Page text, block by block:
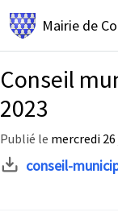
Mairie de
Conseil
2023
Publié le mercredi
conseil-